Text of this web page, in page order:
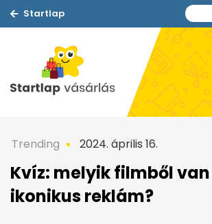
Startlap
Trending 2024. április 16.
Kvíz: melyik filmből van
ikonikus reklám?